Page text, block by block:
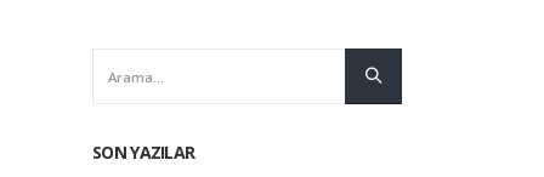
SON YAZILAR